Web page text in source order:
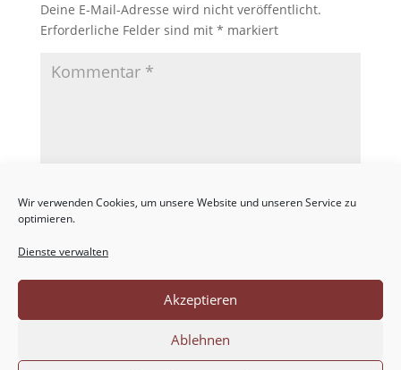
Wir verwenden Cookies, um unsere Website und unseren Service zu
optimieren.
Dienste verwalten
Akzeptieren
Ablehnen
Deine E-Mail-Adresse wird nicht veröffentlicht.
Erforderliche Felder sind mit * markiert